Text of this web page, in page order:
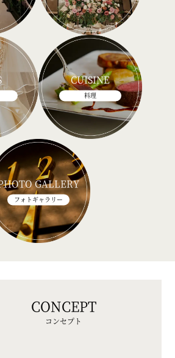
CUISINE
料理
GALLERY
フォトギャラリー
CONCEPT
コンセプト